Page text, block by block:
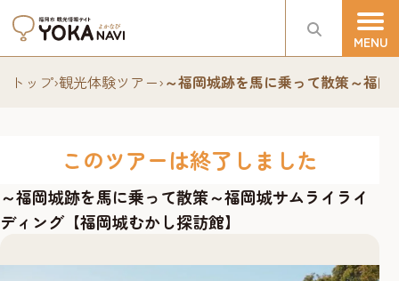
トップ›観光体験ツアー›～福岡城跡を馬に乗って散策～福
このツアーは終了しました
～福岡城跡を馬に乗って散策～福岡城サムライライ
ディング【福岡城むかし探訪館】